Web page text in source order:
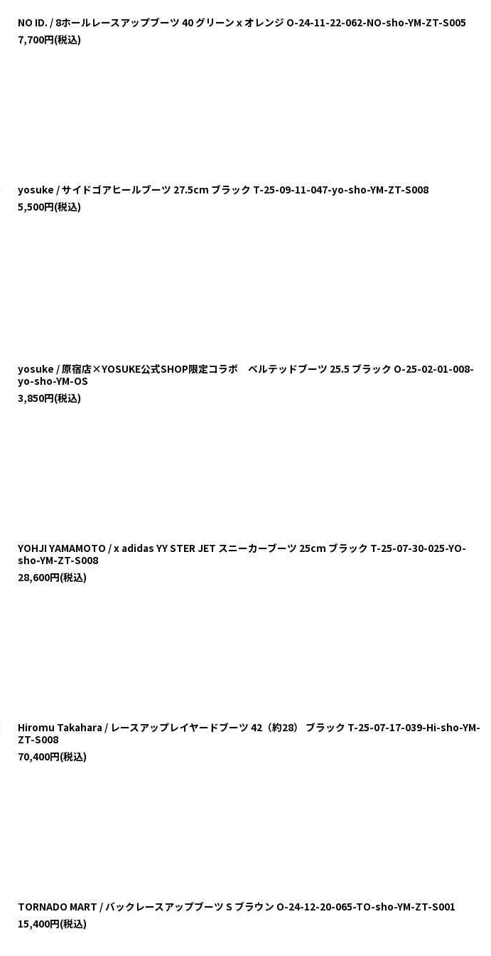
NO ID. / 8ホールレースアップブーツ 40 グリーンｘオレンジ O-24-11-22-062-NO-sho-YM-ZT-S005
7,700円(税込)
yosuke / サイドゴアヒールブーツ 27.5cm ブラック T-25-09-11-047-yo-sho-YM-ZT-S008
5,500円(税込)
yosuke / 原宿店×YOSUKE公式SHOP限定コラボ ベルテッドブーツ 25.5 ブラック O-25-02-01-008-
yo-sho-YM-OS
3,850円(税込)
YOHJI YAMAMOTO / x adidas YY STER JET スニーカーブーツ 25cm ブラック T-25-07-30-025-YO-
sho-YM-ZT-S008
28,600円(税込)
Hiromu Takahara / レースアップレイヤードブーツ 42（約28） ブラック T-25-07-17-039-Hi-sho-YM-
ZT-S008
70,400円(税込)
TORNADO MART / バックレースアップブーツ S ブラウン O-24-12-20-065-TO-sho-YM-ZT-S001
15,400円(税込)